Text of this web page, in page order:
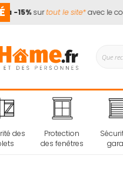
surtout le site*avec le code
des
Protection
des fenêtres